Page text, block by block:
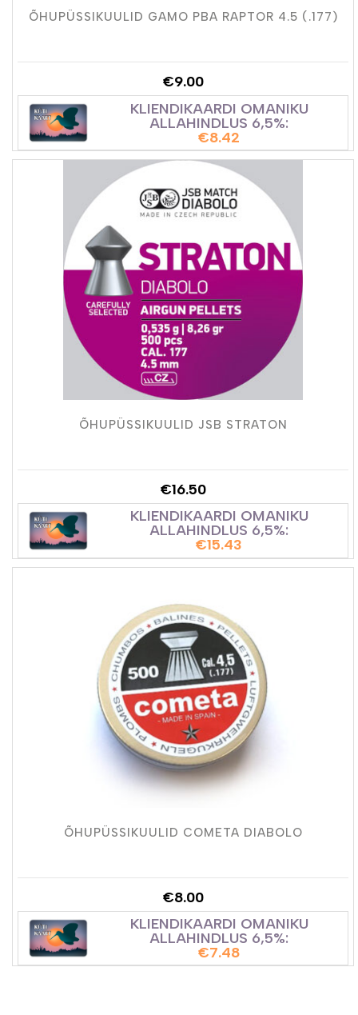
ÕHUPÜSSIKUULID GAMO PBA RAPTOR 4.5 (.177)
€9.00
KLIENDIKAARDI OMANIKU
ALLAHINDLUS 6,5%:
€8.42
ÕHUPÜSSIKUULID JSB STRATON
€16.50
KLIENDIKAARDI OMANIKU
ALLAHINDLUS 6,5%:
€15.43
ÕHUPÜSSIKUULID COMETA DIABOLO
€8.00
KLIENDIKAARDI OMANIKU
ALLAHINDLUS 6,5%:
€7.48